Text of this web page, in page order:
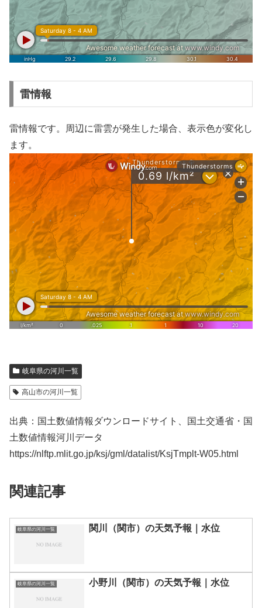
雷情報
雷情報です。周辺に雷雲が発生した場合、表示色が変化し
ます。
岐阜県の河川一覧
高山市の河川一覧
出典：国土数値情報ダウンロードサイト、国土交通省・国
土数値情報河川データ
https://nlftp.mlit.go.jp/ksj/gml/datalist/KsjTmplt-W05.html
関連記事
岐阜県の河川一覧 関川（関市）の天気予報｜水位
岐阜県の河川一覧 小野川（関市）の天気予報｜水位